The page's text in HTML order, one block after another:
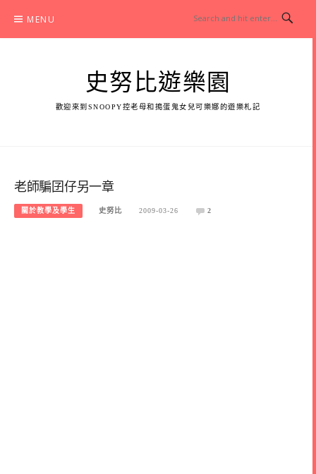
content
MENU
史努比遊樂園
歡迎來到SNOOPY控老母和搗蛋鬼女兒可樂娜的遊樂札記
老師騙囝仔另一章
關於教學及學生 史努比 2009-03-26 2